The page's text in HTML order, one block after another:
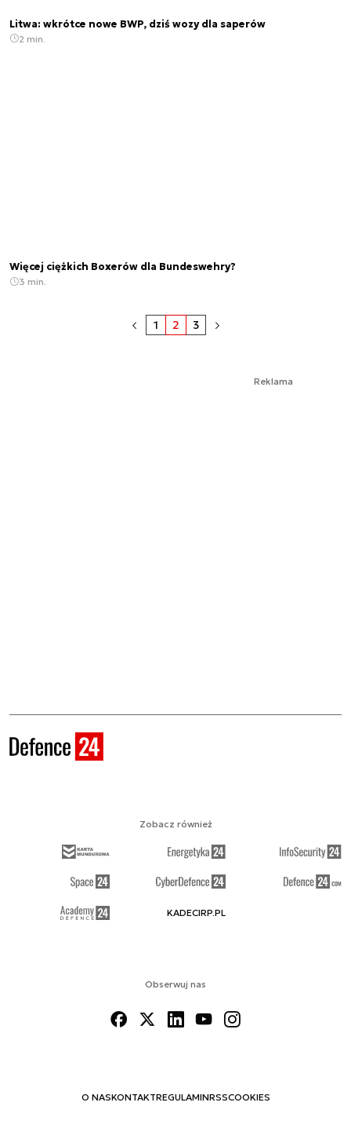
Litwa: wkrótce nowe BWP, dziś wozy dla saperów
2 min.
Więcej ciężkich Boxerów dla Bundeswehry?
3 min.
1 2 3
Reklama
Obserwuj nas
O NASKONTAKTREGULAMINRSSCOOKIES
Zobacz również
KADECIRP.PL